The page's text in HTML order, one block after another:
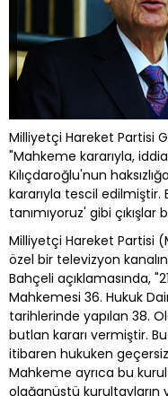
Milliyetçi Hareket Partisi
"Mahkeme kararıyla,
Kılıçdaroğlu'nun
kararıyla tescil edilmiştir.
tanımıyoruz' gibi
Milliyetçi Hareket Partisi
özel bir televizyon
Bahçeli açıklamasında,
Mahkemesi 36. Hukuk
tarihlerinde yapılan 38.
butlan kararı vermiştir.
itibaren hukuken
Mahkeme ayrıca bu
olağanüstü kurultayların